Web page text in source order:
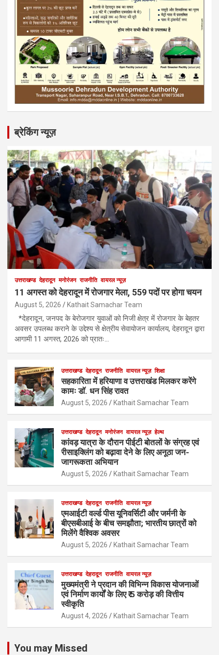
ब्रेकिंग न्यूज़
उत्तराखण्ड देहरादून मनोरंजन राजनीति वायरल न्यूज़
11 अगस्त को देहरादून में रोजगार मेला, 559 पदों पर होगा चयन
August 5, 2026 Kathait Samachar Team
*देहरादून, जनपद के बेरोजगार युवाओं को निजी क्षेत्र में रोजगार के बेहतर
अवसर उपलब्ध कराने के उद्देश्य से क्षेत्रीय सेवायोजन कार्यालय, देहरादून द्वारा
आगामी 11 अगस्त, 2026 को प्रातः…
उत्तराखण्ड देहरादून राजनीति वायरल न्यूज़ शिक्षा
सहकारिता में हरियाणा व उत्तराखंड मिलकर करेंगे
कामः डाॅ. धन सिंह रावत
August 5, 2026 Kathait Samachar Team
उत्तराखण्ड देहरादून मनोरंजन वायरल न्यूज़ हेल्थ
कांवड़ यात्रा के दौरान पीईटी बोतलों के संग्रह एवं
रीसाइक्लिंग को बढ़ावा देने के लिए अनूठा जन-
जागरूकता अभियान
August 5, 2026 Kathait Samachar Team
उत्तराखण्ड देहरादून राजनीति वायरल न्यूज़
एमआईटी वर्ल्ड पीस यूनिवर्सिटी और जर्मनी के
बीएसबीआई के बीच समझौता; भारतीय छात्रों को
मिलेंगे वैश्विक अवसर
August 5, 2026 Kathait Samachar Team
उत्तराखण्ड देहरादून राजनीति वायरल न्यूज़
मुख्यमंत्री ने प्रदान की विभिन्न विकास योजनाओं
एवं निर्माण कार्यों के लिए ₹ 5 करोड़ की वित्तीय
स्वीकृति
August 4, 2026 Kathait Samachar Team
You may Missed